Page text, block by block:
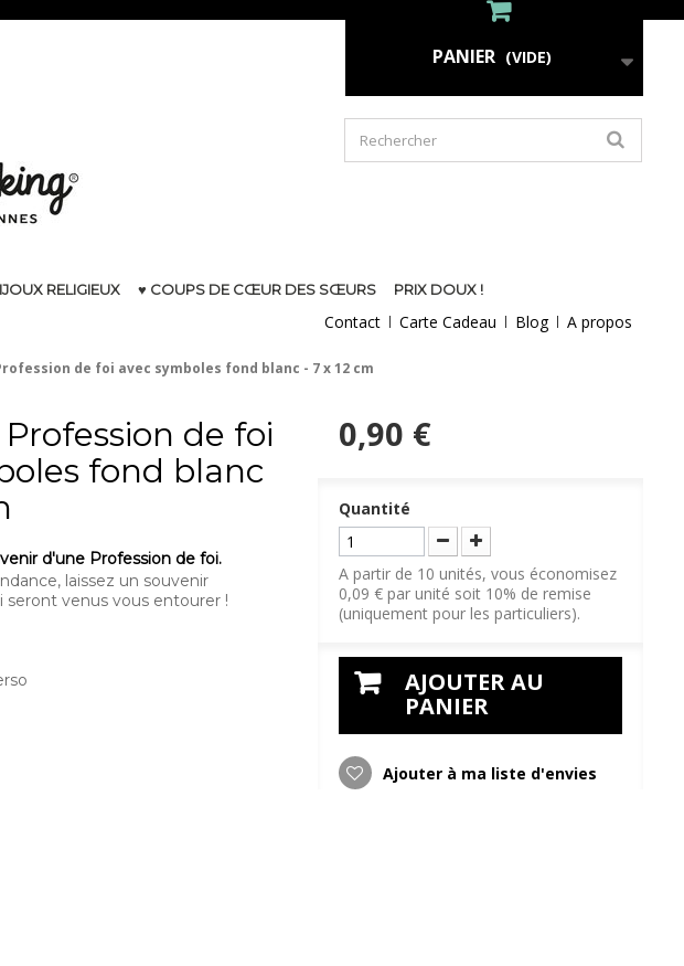
PANIER (VIDE)
RELIGIEUX ♥ COUPS DE CŒUR DES SŒURS PRIX DOUX !
Contact Carte Cadeau Blog A propos
de foi avec symboles fond blanc - 7 x 12 cm
de foi
fond blanc
d'une Profession de foi.
laissez un souvenir
seront venus vous entourer !
0,90 €
Quantité
A partir de 10 unités, vous économisez
0,09 € par unité soit 10% de remise
(uniquement pour les particuliers).
AJOUTER AU
PANIER
Ajouter à ma liste d'envies